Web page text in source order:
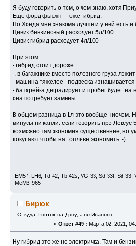
Я буду говорить о том, о чем знаю, хотя
Еще форд фьюжн - тоже гибрид.
Но Хонда мне знакома лучше и у ней есть и
Цивик бензиновый расходует 5л/100
Цивик гибрид расходует 4л/100
При этом:
- гибрид стоит дороже
-. в багажнике вместо полезного груза
- машина тяжелее - подвеска изнашивается
- батарейка деградирует и пробег будет
она потребует замены
В общем разница в 1л это вообще ниочем.
минусы ни капли. если говорить про
возможно там экономия существеннее, но
покупают чтобы на топливе экономить :-)
----------
EM57, LH6, Td-42, Тb-42s, VG-33, Sd-33t, Sd-33,
МеМЗ-965
Бирюк
Откуда: Ростов-на-Дону, а не Иваново
« Ответ #49 : Марта 02, 2021,
Ну гибрид это же не электричка. Там и